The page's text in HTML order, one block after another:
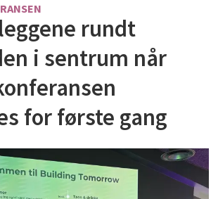
rundt
i sentrum når
for første gang